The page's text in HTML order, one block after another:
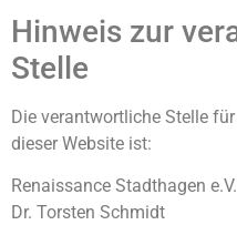
Hinweis zur
Stelle
Die verantwortliche Stelle
dieser Website ist:
Renaissance Stadthagen e.V.
Dr. Torsten Schmidt